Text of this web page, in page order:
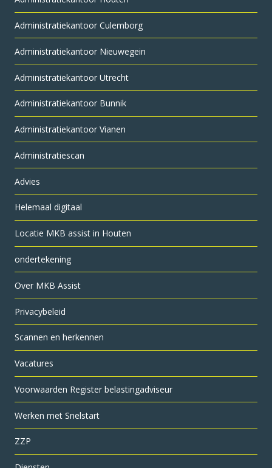
Administratie­kantoor Culemborg
Administratie­kantoor Nieuwegein
Administratie­kantoor Utrecht
Administratiekantoor Bunnik
Administratiekantoor Vianen
Administratiescan
Advies
Helemaal digitaal
Locatie MKB assist in Houten
ondertekening
Over MKB Assist
Privacybeleid
Scannen en herkennen
Vacatures
Voorwaarden Register belastingadviseur
Werken met Snelstart
ZZP